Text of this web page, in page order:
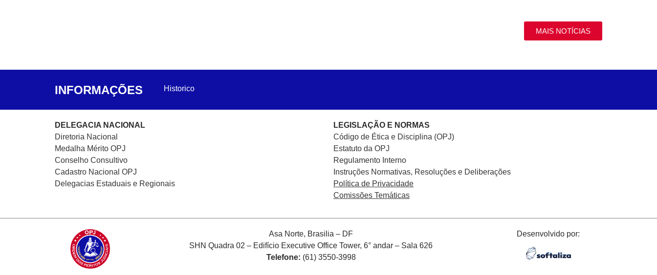
MAIS NOTÍCIAS
INFORMAÇÕES Historico
DELEGACIA NACIONAL
Diretoria Nacional
Medalha Mérito OPJ
Conselho Consultivo
Cadastro Nacional OPJ
Delegacias Estaduais e Regionais
LEGISLAÇÃO E NORMAS
Código de Ética e Disciplina (OPJ)
Estatuto da OPJ
Regulamento Interno
Instruções Normativas, Resoluções e Deliberações
Política de Privacidade
Comissões Temáticas
Asa Norte, Brasilia – DF
SHN Quadra 02 – Edifício Executive Office Tower, 6° andar – Sala 626
Telefone: (61) 3550-3998
Desenvolvido por: